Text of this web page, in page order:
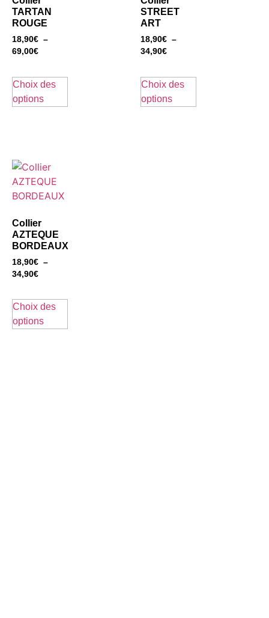
TARTAN
ROUGE
18,90€ –
69,00€
Choix des
options
STREET
ART
18,90€ –
34,90€
Choix des
options
Collier
AZTEQUE
BORDEAUX
18,90€ –
34,90€
Choix des
options